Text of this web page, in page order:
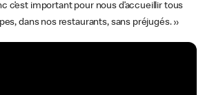
c’est important pour nous d’accueillir tous
dans nos restaurants, sans préjugés. »